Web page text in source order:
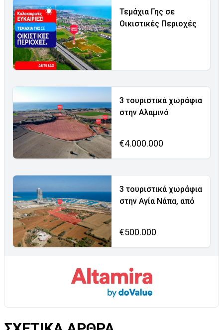
Τεμάχια Γης σε
Οικιστικές Περιοχές
3 τουριστικά χωράφια
στην Αλαμινό
€4.000.000
3 τουριστικά χωράφια
στην Αγία Νάπα, από
€500.000